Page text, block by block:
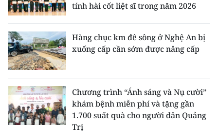
tính hài cốt liệt sĩ trong năm 2026
Hàng chục km đê sông ở Nghệ An bị
xuống cấp cần sớm được nâng cấp
Chương trình “Ánh sáng và Nụ cười”
khám bệnh miễn phí và tặng gần
1.700 suất quà cho người dân Quảng
Trị